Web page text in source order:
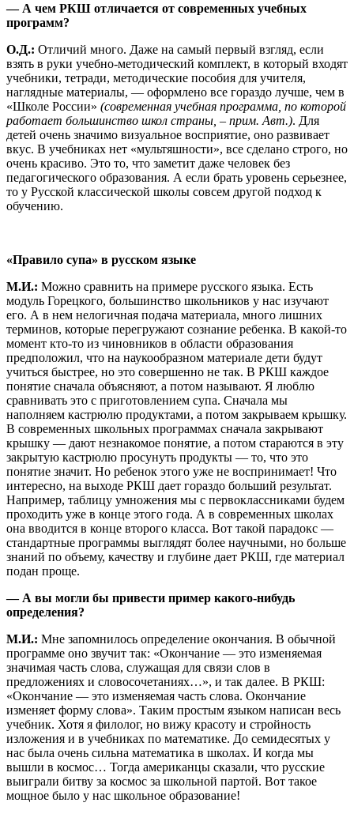
— А чем РКШ отличается от современных учебных
программ?
О.Д.: Отличий много. Даже на самый первый взгляд, если
взять в руки учебно-методический комплект, в который входят
учебники, тетради, методические пособия для учителя,
наглядные материалы, — оформлено все гораздо лучше, чем в
«Школе России» (современная учебная программа, по которой
работает большинство школ страны, – прим. Авт.). Для
детей очень значимо визуальное восприятие, оно развивает
вкус. В учебниках нет «мультяшности», все сделано строго, но
очень красиво. Это то, что заметит даже человек без
педагогического образования. А если брать уровень серьезнее,
то у Русской классической школы совсем другой подход к
обучению.
«Правило супа» в русском языке
М.И.: Можно сравнить на примере русского языка. Есть
модуль Горецкого, большинство школьников у нас изучают
его. А в нем нелогичная подача материала, много лишних
терминов, которые перегружают сознание ребенка. В какой-то
момент кто-то из чиновников в области образования
предположил, что на наукообразном материале дети будут
учиться быстрее, но это совершенно не так. В РКШ каждое
понятие сначала объясняют, а потом называют. Я люблю
сравнивать это с приготовлением супа. Сначала мы
наполняем кастрюлю продуктами, а потом закрываем крышку.
В современных школьных программах сначала закрывают
крышку — дают незнакомое понятие, а потом стараются в эту
закрытую кастрюлю просунуть продукты — то, что это
понятие значит. Но ребенок этого уже не воспринимает! Что
интересно, на выходе РКШ дает гораздо больший результат.
Например, таблицу умножения мы с первоклассниками будем
проходить уже в конце этого года. А в современных школах
она вводится в конце второго класса. Вот такой парадокс —
стандартные программы выглядят более научными, но больше
знаний по объему, качеству и глубине дает РКШ, где материал
подан проще.
— А вы могли бы привести пример какого-нибудь
определения?
М.И.: Мне запомнилось определение окончания. В обычной
программе оно звучит так: «Окончание — это изменяемая
значимая часть слова, служащая для связи слов в
предложениях и словосочетаниях…», и так далее. В РКШ:
«Окончание — это изменяемая часть слова. Окончание
изменяет форму слова». Таким простым языком написан весь
учебник. Хотя я филолог, но вижу красоту и стройность
изложения и в учебниках по математике. До семидесятых у
нас была очень сильна математика в школах. И когда мы
вышли в космос… Тогда американцы сказали, что русские
выиграли битву за космос за школьной партой. Вот такое
мощное было у нас школьное образование!